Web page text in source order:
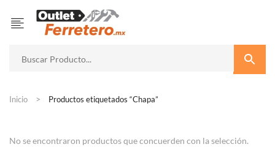
Inicio Productos etiquetados “Chapa”
No se encontraron productos que concuerden con la selección.